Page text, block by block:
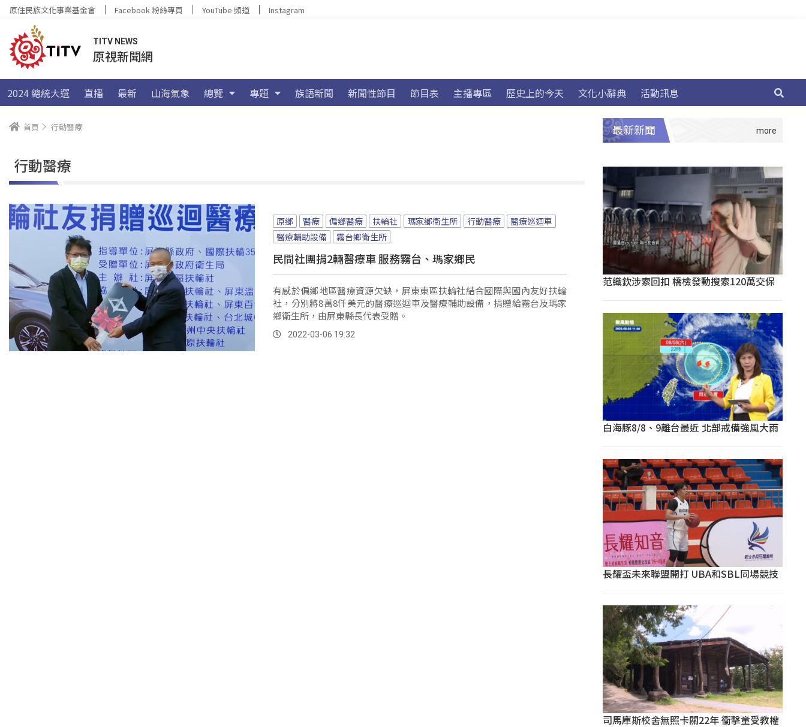
原住民族文化事業基金會 Facebook 粉絲專頁 YouTube 頻道 Instagram
TITV NEWS
原視新聞網
2024 總統大選 直播 最新 山海氣象 總覽 專題 族語新聞 新聞性節目 節目表 主播專區 歷史上的今天 文化小辭典 活動訊息
首頁 行動醫療
行動醫療
原鄉 醫療 偏鄉醫療 扶輪社 瑪家鄉衛生所 行動醫療
醫療巡迴車
醫療輔助設備
霧台鄉衛生所
民間社團捐2輛醫療車 服務霧台、瑪家鄉民
有感於偏鄉地區醫療資源欠缺，屏東東區扶輪社結合國際與國內友好扶輪
社，分別將8萬8仟美元的醫療巡迴車及醫療輔助設備，捐贈給霧台及瑪家
鄉衛生所，由屏東縣長代表受贈。
2022-03-06 19:32
最新新聞
范織欽涉索回扣 橋檢發動搜索120萬交保
白海豚8/8、9離台最近 北部戒備強風大雨
長耀盃未來聯盟開打 UBA和SBL同場競技
司馬庫斯校舍無照卡關22年 衝擊童受教權